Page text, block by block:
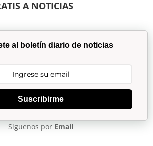
A NOTICIAS
al boletín diario de noticias
Suscribirme
Síguenos por Email